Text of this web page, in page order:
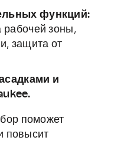
функций:
рабочей зоны,
защита от
и
поможет
повысит